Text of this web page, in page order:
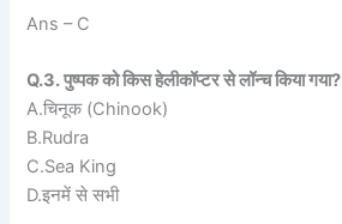
Ans – C
Q.3. पुष्पक को किस हेलीकॉप्टर से लॉन्च किया गया?
A.चिनूक (Chinook)
B.Rudra
C.Sea King
D.इनमें से सभी